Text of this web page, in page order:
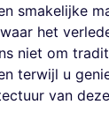
smakelijke
het
niet om
terwijl u
van